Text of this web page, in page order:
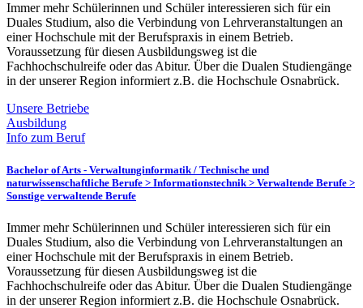
Immer mehr Schülerinnen und Schüler interessieren sich für ein
Duales Studium, also die Verbindung von Lehrveranstaltungen an
einer Hochschule mit der Berufspraxis in einem Betrieb.
Voraussetzung für diesen Ausbildungsweg ist die
Fachhochschulreife oder das Abitur. Über die Dualen Studiengänge
in der unserer Region informiert z.B. die Hochschule Osnabrück.
Unsere Betriebe
Ausbildung
Info zum Beruf
Bachelor of Arts - Verwaltunginformatik / Technische und
naturwissenschaftliche Berufe > Informationstechnik > Verwaltende Berufe >
Sonstige verwaltende Berufe
Immer mehr Schülerinnen und Schüler interessieren sich für ein
Duales Studium, also die Verbindung von Lehrveranstaltungen an
einer Hochschule mit der Berufspraxis in einem Betrieb.
Voraussetzung für diesen Ausbildungsweg ist die
Fachhochschulreife oder das Abitur. Über die Dualen Studiengänge
in der unserer Region informiert z.B. die Hochschule Osnabrück.